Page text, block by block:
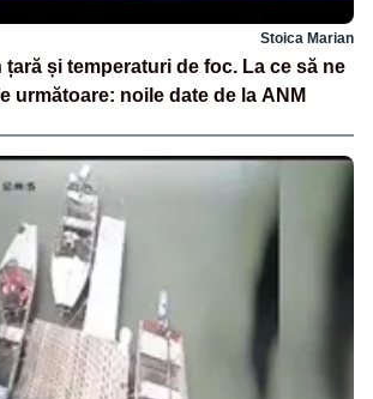
Stoica Marian
țară și temperaturi de foc. La ce să ne
următoare: noile date de la ANM